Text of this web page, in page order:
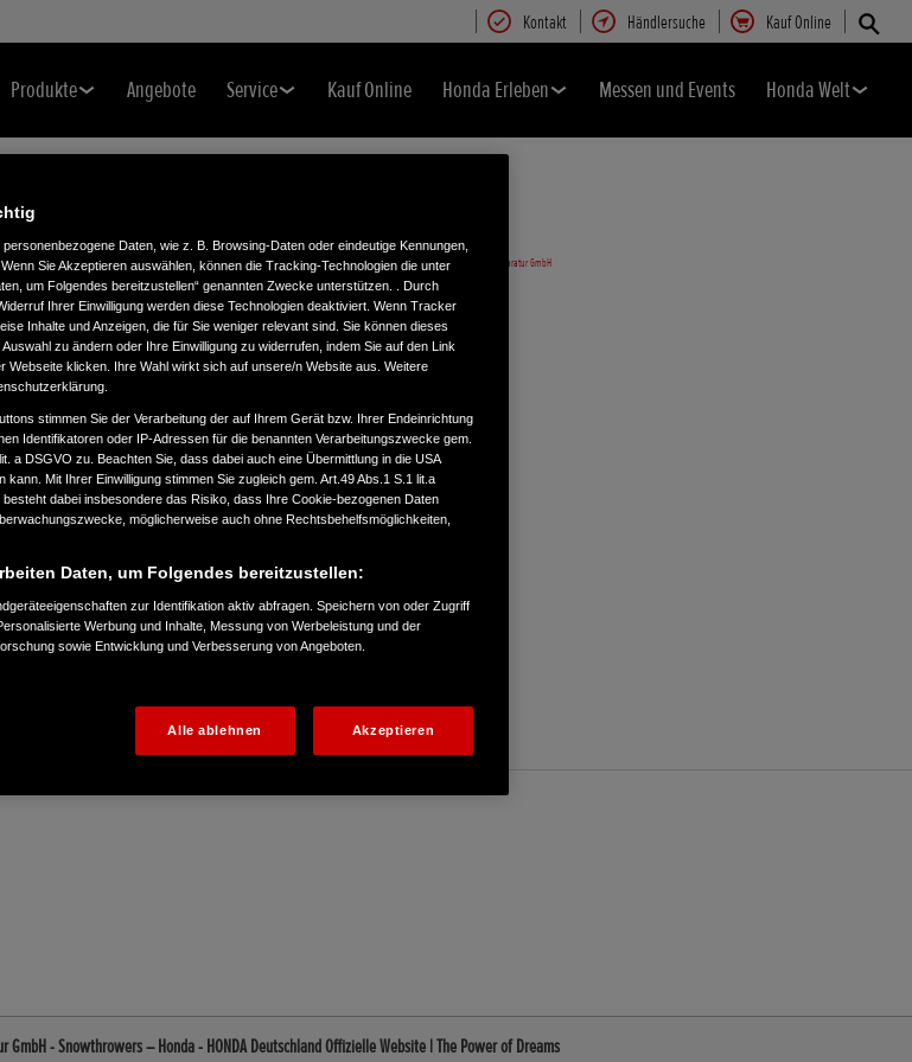
Kontakt Händlersuche Kauf Online
Produkte Angebote Service Kauf Online Honda Erleben Messen und Events Honda Welt
GmbH - Snowthrowers – Honda - HONDA Deutschland Offizielle Website | The Power of Dreams
Daten, wie z. B. Browsing-Daten oder eindeutige Kennungen,
Sie Akzeptieren auswählen, können die Tracking-Technologien die unter
um Folgendes bereitzustellen“ genannten Zwecke unterstützen. . Durch
Ihrer Einwilligung werden diese Technologien deaktiviert. Wenn Tracker
Inhalte und Anzeigen, die für Sie weniger relevant sind. Sie können dieses
zu ändern oder Ihre Einwilligung zu widerrufen, indem Sie auf den Link
Webseite klicken. Ihre Wahl wirkt sich auf unsere/n Website aus. Weitere
stimmen Sie der Verarbeitung der auf Ihrem Gerät bzw. Ihrer Endeinrichtung
Identifikatoren oder IP-Adressen für die benannten Verarbeitungszwecke gem.
a DSGVO zu. Beachten Sie, dass dabei auch eine Übermittlung in die USA
Mit Ihrer Einwilligung stimmen Sie zugleich gem. Art.49 Abs.1 S.1 lit.a
dabei insbesondere das Risiko, dass Ihre Cookie-bezogenen Daten
möglicherweise auch ohne Rechtsbehelfsmöglichkeiten,
Daten, um Folgendes bereitzustellen:
zur Identifikation aktiv abfragen. Speichern von oder Zugriff
Werbung und Inhalte, Messung von Werbeleistung und der
sowie Entwicklung und Verbesserung von Angeboten.
Alle ablehnen Akzeptieren